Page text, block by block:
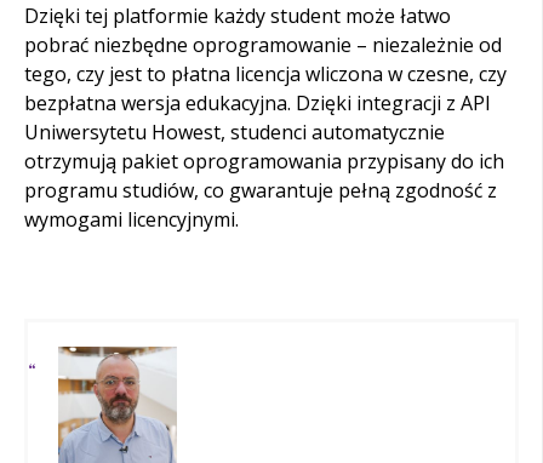
Dzięki tej platformie każdy student może łatwo
pobrać niezbędne oprogramowanie – niezależnie od
tego, czy jest to płatna licencja wliczona w czesne, czy
bezpłatna wersja edukacyjna. Dzięki integracji z API
Uniwersytetu Howest, studenci automatycznie
otrzymują pakiet oprogramowania przypisany do ich
programu studiów, co gwarantuje pełną zgodność z
wymogami licencyjnymi.